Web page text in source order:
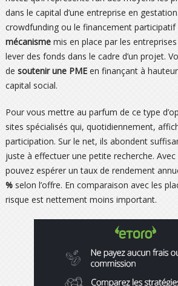
dans le capital d’une entreprise en
crowdfunding ou le financement participatif
mécanismemis en place par les
lever des fonds dans le cadre d’un projet.
de soutenir une PMEen finançant à
capital social.
Pour vous mettre au parfum de ce type
sites spécialisés qui, quotidiennement,
participation. Sur le net, ils abondent
juste à effectuer une petite recherche.
pouvez espérer un taux de rendement
%selon l’offre. En comparaison avec les
risque est nettement moins important.